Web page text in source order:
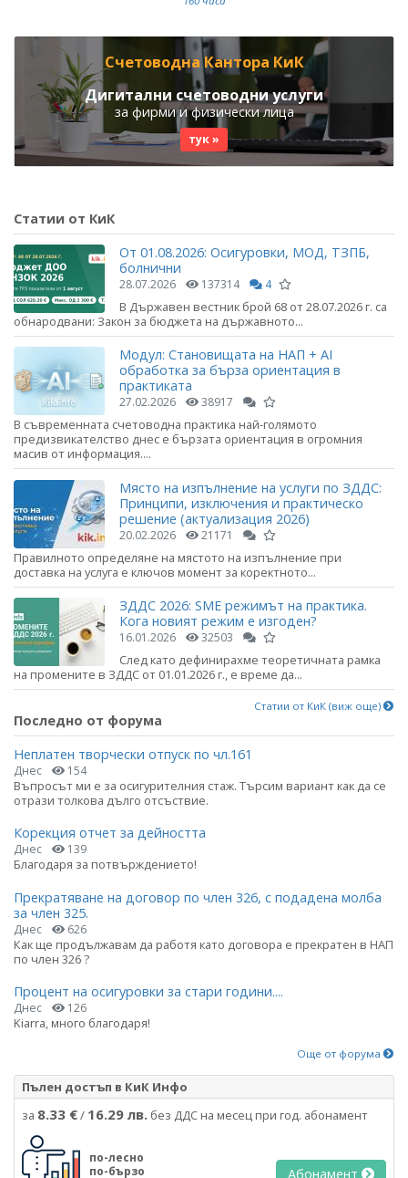
Счетоводна Кантора КиК
Дигитални счетоводни услуги
за фирми и физически лица
тук »
Статии от КиК
От 01.08.2026: Осигуровки, МОД, ТЗПБ,
болнични
28.07.2026 137314 4
В Държавен вестник брой 68 от 28.07.2026 г. са
обнародвани: Закон за бюджета на държавното...
Модул: Становищата на НАП + AI
обработка за бърза ориентация в
практиката
27.02.2026 38917
В съвременната счетоводна практика най-голямото
предизвикателство днес е бързата ориентация в огромния
масив от информация....
Място на изпълнение на услуги по ЗДДС:
Принципи, изключения и практическо
решение (актуализация 2026)
20.02.2026 21171
Правилното определяне на мястото на изпълнение при
доставка на услуга е ключов момент за коректното...
ЗДДС 2026: SME режимът на практика.
Кога новият режим е изгоден?
16.01.2026 32503
След като дефинирахме теоретичната рамка
на промените в ЗДДС от 01.01.2026 г., е време да...
Статии от КиК (виж още)
Последно от форума
Неплатен творчески отпуск по чл.161
Днес 154
Въпросът ми е за осигурителния стаж. Търсим вариант как да се
отрази толкова дълго отсъствие.
Корекция отчет за дейността
Днес 139
Благодаря за потвърждението!
Прекратяване на договор по член 326, с подадена молба
за член 325.
Днес 626
Как ще продължавам да работя като договора е прекратен в НАП
по член 326 ?
Процент на осигуровки за стари години....
Днес 126
Kiarra, много благодаря!
Още от форума
Пълен достъп в КиК Инфо
за 8.33 €/ 16.29 лв. без ДДС на месец при год. абонамент
по-лесно
по-бързо
Абонамент